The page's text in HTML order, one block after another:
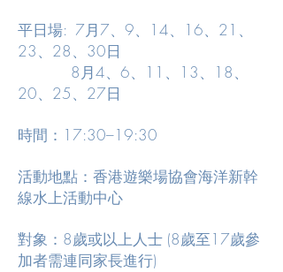
平日場: 7月7、9、14、16、21、
23、28、30日
8月4、6、11、13、18、
20、25、27日
時間：17:30–19:30
活動地點：香港遊樂場協會海洋新幹
線水上活動中心
對象：8歲或以上人士 (8歲至17歲參
加者需連同家長進行)